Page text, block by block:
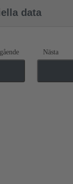
data
Nästa